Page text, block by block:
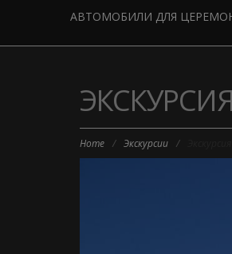
АВТОМОБИЛИ ДЛЯ
Home / Экскурсии /